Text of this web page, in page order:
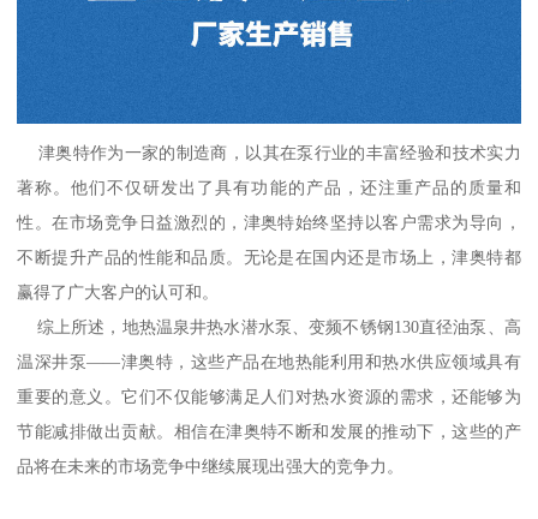
津奥特作为一家的制造商，以其在泵行业的丰富经验和技术实力
著称。他们不仅研发出了具有功能的产品，还注重产品的质量和
性。在市场竞争日益激烈的，津奥特始终坚持以客户需求为导向，
不断提升产品的性能和品质。无论是在国内还是市场上，津奥特都
赢得了广大客户的认可和。
综上所述，地热温泉井热水潜水泵、变频不锈钢130直径油泵、高
温深井泵——津奥特，这些产品在地热能利用和热水供应领域具有
重要的意义。它们不仅能够满足人们对热水资源的需求，还能够为
节能减排做出贡献。相信在津奥特不断和发展的推动下，这些的产
品将在未来的市场竞争中继续展现出强大的竞争力。